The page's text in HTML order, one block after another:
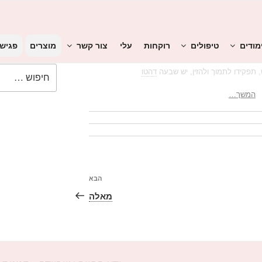
טיפולים רוקחות עלי צור קשר מוצרים
לתמוך ולהזין, יש שבעה דהטו
המשך…
הפוסט
הבא
הבא
מאלה